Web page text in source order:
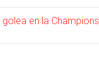
en la Champions